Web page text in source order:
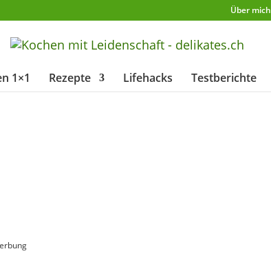
Über mich
1×1 Rezepte Lifehacks Testberichte